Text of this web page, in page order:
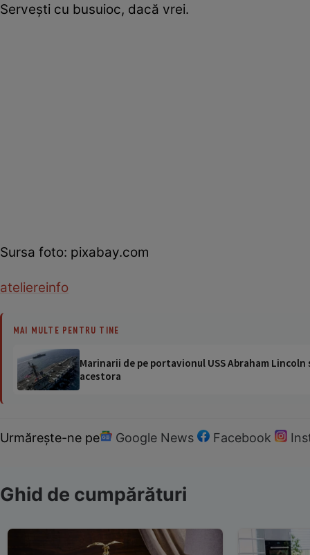
Serveşti cu busuioc, dacă vrei.
Sursa foto: pixabay.com
ateliereinfo
MAI MULTE PENTRU TINE
Marinarii de pe portavionul USS Abraham
acestora
Urmărește-ne pe Google News Facebook
Ghid de cumpărături